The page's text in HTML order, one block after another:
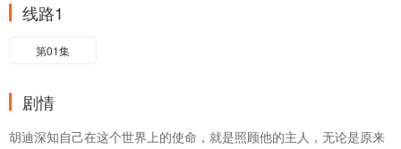
线路1
第01集
剧情
胡迪深知自己在这个世界上的使命，就是照顾他的主人，无论是原来